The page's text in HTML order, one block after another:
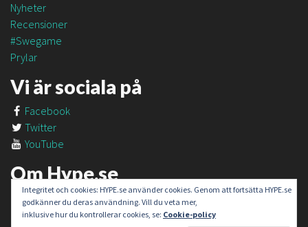
Nyheter
Recensioner
#Swegame
Prylar
Vi är sociala på
Facebook
Twitter
YouTube
Om Hype.se
Om oss
Om #SweGame
Integritet och cookies: HYPE.se använder cookies. Genom att fortsätta HYPE.se
godkänner du deras användning. Vill du veta mer,
inklusive hur du kontrollerar cookies, se: Cookie-policy